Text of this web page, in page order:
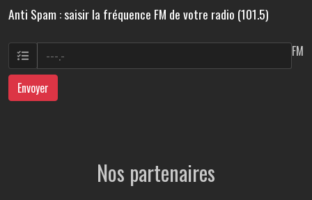
Anti Spam : saisir la fréquence FM de votre radio (101.5)
FM
Envoyer
Nos partenaires